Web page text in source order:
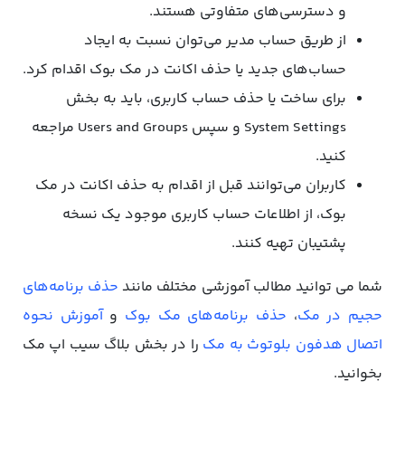
و دسترسی‌های متفاوتی هستند.
از طریق حساب مدیر می‌توان نسبت به ایجاد
حساب‌های جدید یا حذف اکانت در مک بوک اقدام کرد.
برای ساخت یا حذف حساب کاربری، باید به بخش
System Settings و سپس Users and Groups مراجعه
کنید.
کاربران می‌توانند قبل از اقدام به حذف اکانت در مک
بوک، از اطلاعات حساب کاربری موجود یک نسخه
پشتیبان تهیه کنند.
شما می توانید مطالب آموزشی مختلف مانند حذف برنامه‌های
حجیم در مک، حذف برنامه‌های مک بوک وآموزش نحوه
اتصال هدفون بلوتوث به مک را در بخش بلاگ سیب اپ مک
بخوانید.